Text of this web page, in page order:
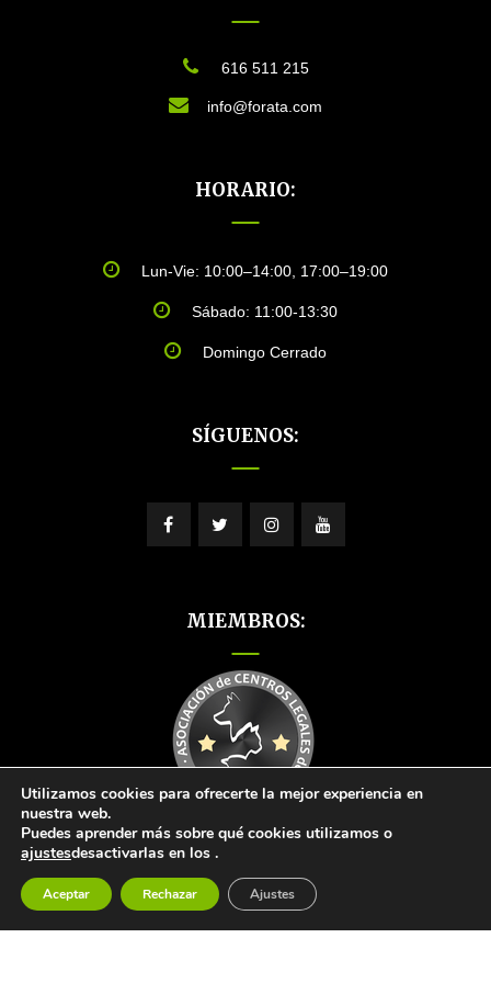
616 511 215
info@forata.com
HORARIO:
Lun-Vie: 10:00–14:00, 17:00–19:00
Sábado: 11:00-13:30
Domingo Cerrado
SÍGUENOS:
MIEMBROS:
© 2026
Utilizamos cookies para ofrecerte la mejor experiencia en
nuestra web.
Puedes aprender más sobre qué cookies utilizamos o
desactivarlas en los
ajustes .
Aceptar Rechazar Ajustes